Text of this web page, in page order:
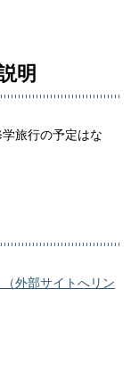
明
旅行の予定はな
外部サイトへリン